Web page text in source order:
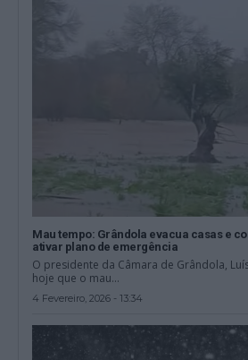
Mau tempo: Grândola evacua casas e
ativar plano de emergência
O presidente da Câmara de Grândola,
hoje que o mau...
4 Fevereiro, 2026 - 13:34